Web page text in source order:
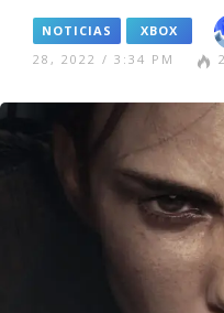
NOTICIAS XBOX
28, 2022 / 3:34 PM